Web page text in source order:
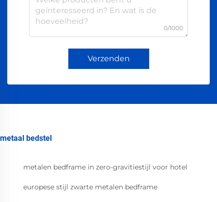
0/1000
Verzenden
metaal bedstel
metalen bedframe in zero-gravitiestijl voor hotel
europese stijl zwarte metalen bedframe